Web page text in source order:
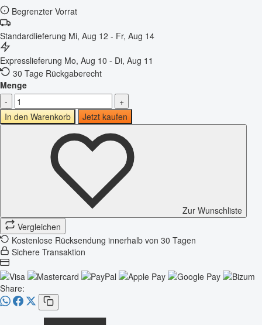
Begrenzter Vorrat
Standardlieferung Mi, Aug 12 - Fr, Aug 14
Expresslieferung Mo, Aug 10 - Di, Aug 11
30 Tage Rückgaberecht
Menge
-
+
In den Warenkorb
Jetzt kaufen
Zur Wunschliste
Vergleichen
Kostenlose Rücksendung innerhalb von 30 Tagen
Sichere Transaktion
Share: